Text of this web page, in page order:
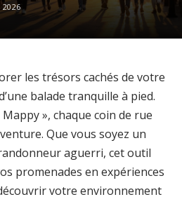
2026
les trésors cachés de votre
balade tranquille à pied.
», chaque coin de rue
Que vous soyez un
aguerri, cet outil
promenades en expériences
votre environnement